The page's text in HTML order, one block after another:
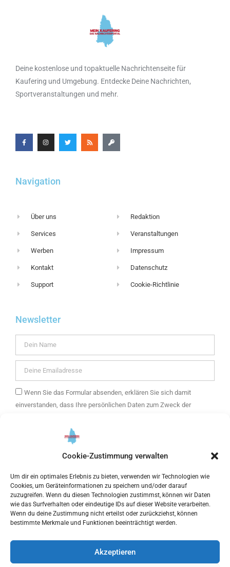
Cookie-Zustimmung verwalten
Um dir ein optimales Erlebnis zu bieten, verwenden wir Technologien wie
Cookies, um Geräteinformationen zu speichern und/oder darauf
zuzugreifen. Wenn du diesen Technologien zustimmst, können wir Daten
wie das Surfverhalten oder eindeutige IDs auf dieser Website verarbeiten.
Wenn du deine Zustimmung nicht erteilst oder zurückziehst, können
bestimmte Merkmale und Funktionen beeinträchtigt werden.
Akzeptieren
Deine kostenlose und topaktuelle Nachrichtenseite für
Kaufering und Umgebung. Entdecke Deine Nachrichten,
Sportveranstaltungen und mehr.
Navigation
Über uns
Services
Werben
Kontakt
Support
Redaktion
Veranstaltungen
Impressum
Datenschutz
Cookie-Richtlinie
Newsletter
Wenn Sie das Formular absenden, erklären Sie sich damit
einverstanden, dass Ihre persönlichen Daten zum Zweck der
Angebote von mein Kaufering und weitere Themen verwendet
werden. Ihre Daten werden ausschließlich zur Versendung des
Newsletters verwendet und nur an unseren E-Mail Marketing-
Einwilligung jederzeit widerrufen.
Bitte hier klicken, um die Marketing-Cookies zu akzeptieren
und diesen inhalt zu aktivieren
ANMELDEN